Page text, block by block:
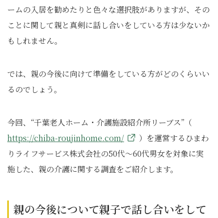
ームの入居を勧めたりと色々な選択肢がありますが、その
ことに関して親と真剣に話し合いをしている方は少ないか
もしれません。
では、親の今後に向けて準備をしている方がどのくらいい
るのでしょう。
今回、“千葉老人ホーム・介護施設紹介所リーブス”（
https://chiba-roujinhome.com/
）を運営するひまわ
りライフサービス株式会社の50代～60代男女を対象に実
施した、親の介護に関する調査をご紹介します。
親の今後について親子で話し合いをして